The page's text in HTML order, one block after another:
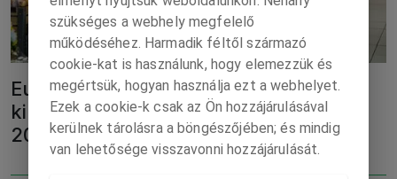
Eurostat: az EU-ban lakosonként 132
kilogramm élelmiszer veszett kárba
2022-ben
szükséges a webhely megfelelő
működéséhez. Harmadik féltől származó
cookie-kat is használunk, hogy elemezzük és
megértsük, hogyan használja ezt a webhelyet.
Ezek a cookie-k csak az Ön hozzájárulásával
kerülnek tárolásra a böngészőjében; és mindig
van lehetősége visszavonni hozzájárulását.